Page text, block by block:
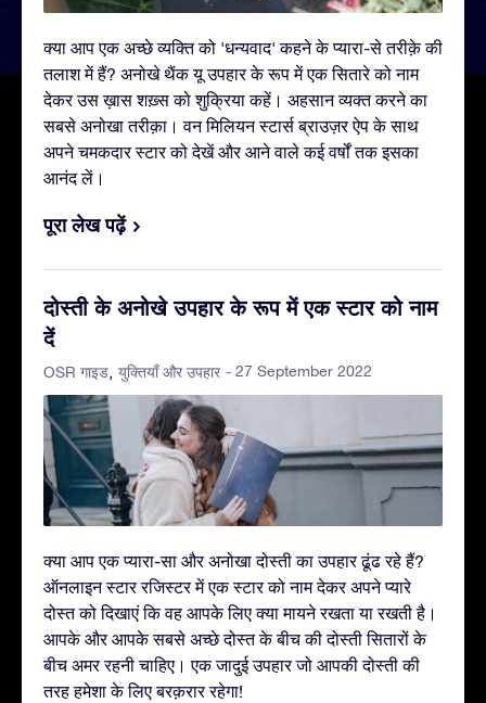
क्या आप एक अच्छे व्यक्ति को 'धन्यवाद' कहने के प्यारा-से तरीक़े की
तलाश में हैं? अनोखे थैंक यू उपहार के रूप में एक सितारे को नाम
देकर उस ख़ास शख़्स को शुक्रिया कहें। अहसान व्यक्त करने का
सबसे अनोखा तरीक़ा। वन मिलियन स्टार्स ब्राउज़र ऐप के साथ
अपने चमकदार स्टार को देखें और आने वाले कई वर्षों तक इसका
आनंद लें।
पूरा लेख पढ़ें
दोस्ती के अनोखे उपहार के रूप में एक स्टार को नाम
दें
OSR गाइड युक्तियाँ और उपहार - 27 September 2022
क्या आप एक प्यारा-सा और अनोखा दोस्ती का उपहार ढूंढ रहे हैं?
ऑनलाइन स्टार रजिस्टर में एक स्टार को नाम देकर अपने प्यारे
दोस्त को दिखाएं कि वह आपके लिए क्या मायने रखता या रखती है।
आपके और आपके सबसे अच्छे दोस्त के बीच की दोस्ती सितारों के
बीच अमर रहनी चाहिए। एक जादुई उपहार जो आपकी दोस्ती की
तरह हमेशा के लिए बरक़रार रहेगा!